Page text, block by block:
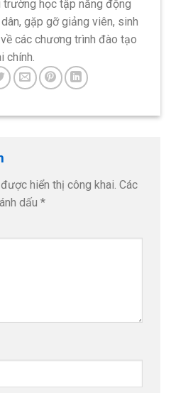
học tập năng động
gặp gỡ giảng viên, sinh
các chương trình đào tạo
chính.
hiển thị công khai. Các
dấu *